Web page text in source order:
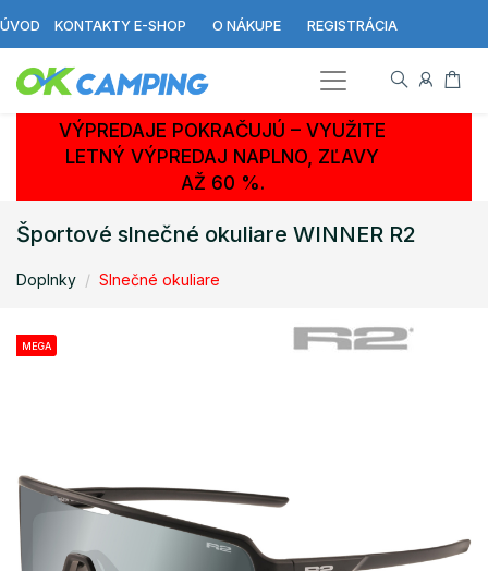
ÚVOD KONTAKTY E-SHOP O NÁKUPE REGISTRÁCIA
VÝPREDAJE POKRAČUJÚ – VYUŽITE
LETNÝ VÝPREDAJ NAPLNO, ZĽAVY
AŽ 60 %.
Športové slnečné okuliare WINNER R2
Doplnky Slnečné okuliare
MEGA